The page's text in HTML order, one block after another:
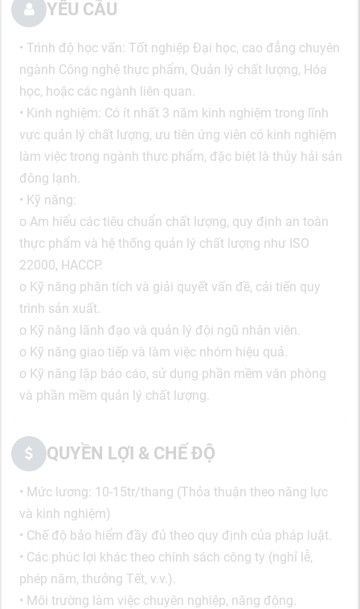
YÊU CẦU
• Trình độ học vấn: Tốt nghiệp Đại học, cao đẳng chuyên
ngành Công nghệ thực phẩm, Quản lý chất lượng, Hóa
học, hoặc các ngành liên quan.
• Kinh nghiệm: Có ít nhất 3 năm kinh nghiệm trong lĩnh
vực quản lý chất lượng, ưu tiên ứng viên có kinh nghiệm
làm việc trong ngành thực phẩm, đặc biệt là thủy hải sản
đông lạnh.
• Kỹ năng:
o Am hiểu các tiêu chuẩn chất lượng, quy định an toàn
thực phẩm và hệ thống quản lý chất lượng như ISO
22000, HACCP.
o Kỹ năng phân tích và giải quyết vấn đề, cải tiến quy
trình sản xuất.
o Kỹ năng lãnh đạo và quản lý đội ngũ nhân viên.
o Kỹ năng giao tiếp và làm việc nhóm hiệu quả.
o Kỹ năng lập báo cáo, sử dụng phần mềm văn phòng
và phần mềm quản lý chất lượng.
QUYỀN LỢI & CHẾ ĐỘ
• Mức lương: 10-15tr/thang (Thỏa thuận theo năng lực
và kinh nghiệm)
• Chế độ bảo hiểm đầy đủ theo quy định của pháp luật.
• Các phúc lợi khác theo chính sách công ty (nghỉ lễ,
phép năm, thưởng Tết, v.v.).
• Môi trường làm việc chuyên nghiệp, năng động.